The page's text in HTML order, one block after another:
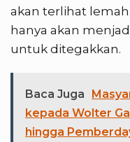
akan terlihat
hanya akan
untuk ditegakkan.
Baca Juga
kepada Wolter
hingga